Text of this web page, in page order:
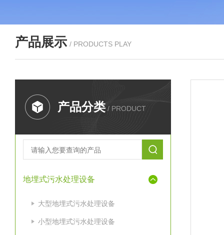
产品展示 / PRODUCTS PLAY
产品分类 / PRODUCT
地埋式污水处理设备
大型地埋式污水处理设备
小型地埋式污水处理设备